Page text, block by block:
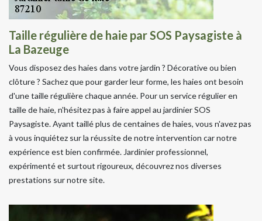
Taille régulière de haie par SOS Paysagiste à
La Bazeuge
Vous disposez des haies dans votre jardin ? Décorative ou bien
clôture ? Sachez que pour garder leur forme, les haies ont besoin
d'une taille régulière chaque année. Pour un service régulier en
taille de haie, n'hésitez pas à faire appel au jardinier SOS
Paysagiste. Ayant taillé plus de centaines de haies, vous n'avez pas
à vous inquiétez sur la réussite de notre intervention car notre
expérience est bien confirmée. Jardinier professionnel,
expérimenté et surtout rigoureux, découvrez nos diverses
prestations sur notre site.